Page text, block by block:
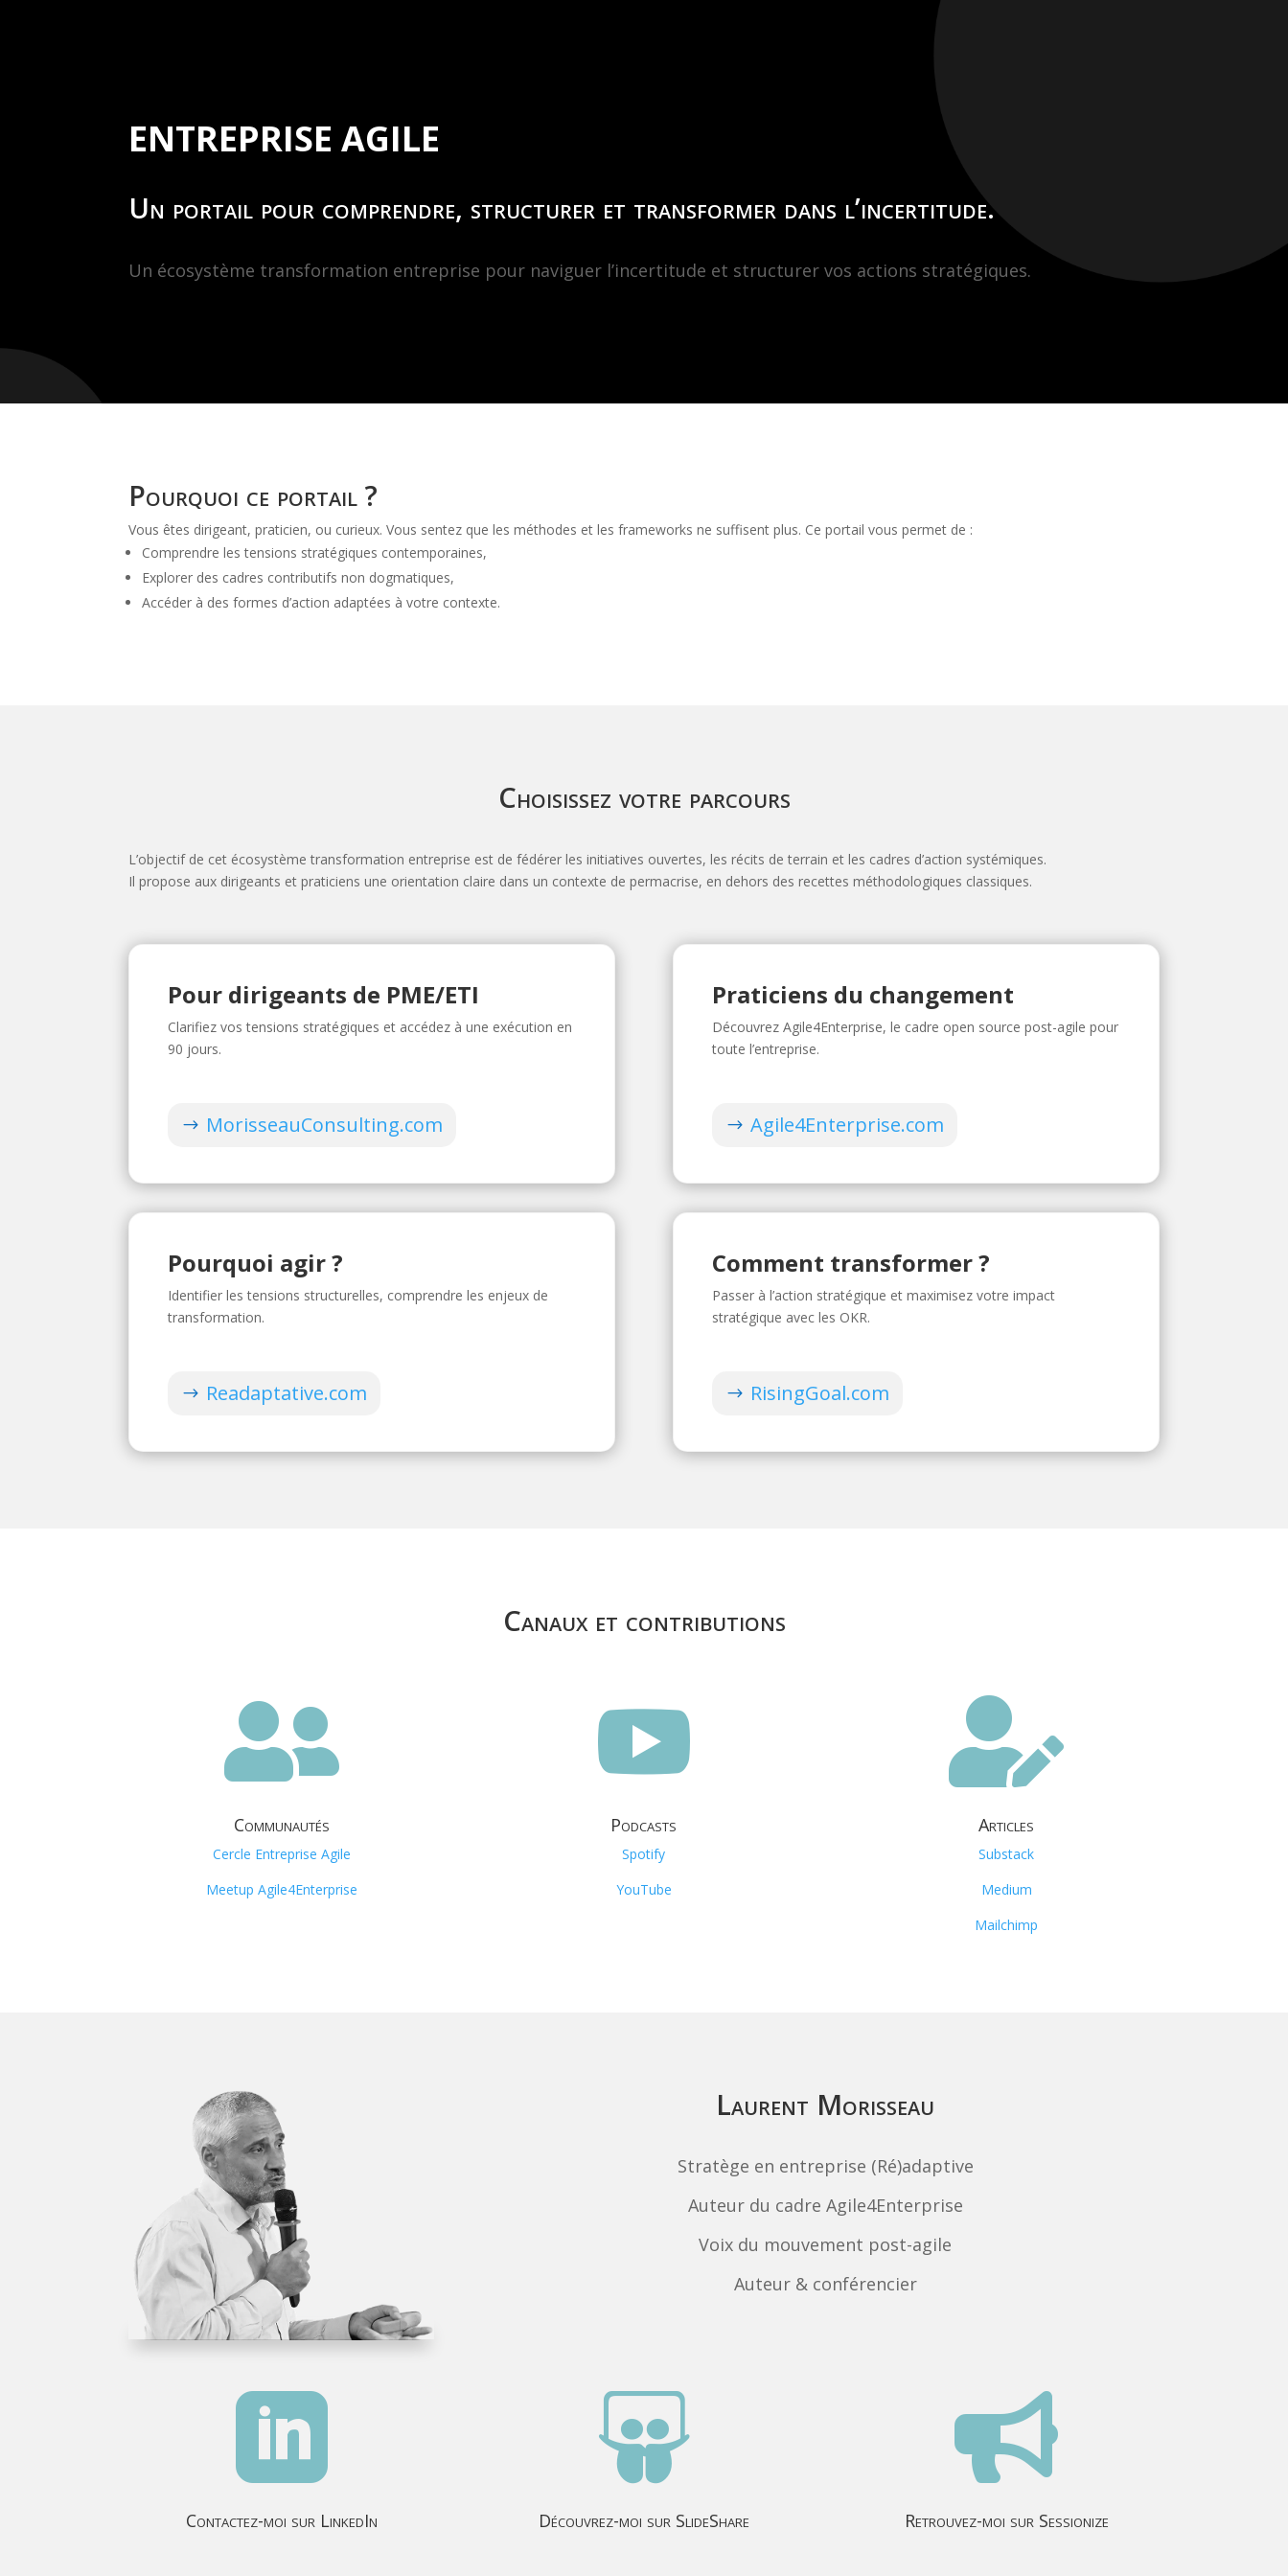
ENTREPRISE AGILE
Un portail pour comprendre, structurer et transformer dans l’incertitude.
Un écosystème transformation entreprise pour naviguer l’incertitude et structurer vos actions stratégiques.
Pourquoi ce portail ?
Vous êtes dirigeant, praticien, ou curieux. Vous sentez que les méthodes et les frameworks ne suffisent plus. Ce portail vous permet de :
Comprendre les tensions stratégiques contemporaines,
Explorer des cadres contributifs non dogmatiques,
Accéder à des formes d’action adaptées à votre contexte.
Choisissez votre parcours
L’objectif de cet écosystème transformation entreprise est de fédérer les initiatives ouvertes, les récits de terrain et les cadres d’action systémiques.
Il propose aux dirigeants et praticiens une orientation claire dans un contexte de permacrise, en dehors des recettes méthodologiques classiques.
Pour dirigeants de PME/ETI
Clarifiez vos tensions stratégiques et accédez à une exécution en
90 jours.
MorisseauConsulting.com
Pourquoi agir ?
Identifier les tensions structurelles, comprendre les enjeux de
transformation.
Readaptative.com
Praticiens du changement
Découvrez Agile4Enterprise, le cadre open source post-agile pour
toute l’entreprise.
Agile4Enterprise.com
Comment transformer ?
Passer à l’action stratégique et maximisez votre impact
stratégique avec les OKR.
RisingGoal.com
Canaux et contributions

Communautés
Cercle Entreprise Agile
Meetup Agile4Enterprise

Podcasts
Spotify
YouTube

Articles
Substack
Medium
Mailchimp
Laurent Morisseau
Stratège en entreprise (Ré)adaptive
Auteur du cadre Agile4Enterprise
Voix du mouvement post-agile
Auteur & conférencier

Contactez-moi sur LinkedIn

Découvrez-moi sur SlideShare

Retrouvez-moi sur Sessionize